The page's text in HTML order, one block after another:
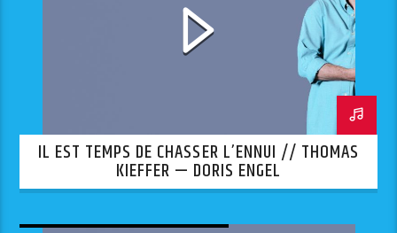
IL EST TEMPS DE CHASSER L’ENNUI // THOMAS
KIEFFER — DORIS ENGEL